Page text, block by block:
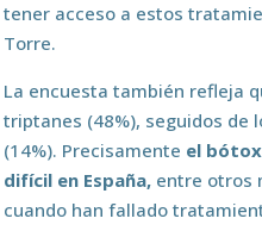
tener acceso a estos
Torre.
La encuesta también refleja
triptanes (48%), seguidos de
(14%). Precisamente el
difícil en España, entre otros
cuando han fallado